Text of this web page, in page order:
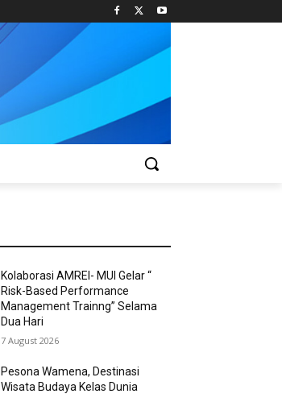
Kolaborasi AMREI- MUI Gelar “
Risk-Based Performance
Management Trainng” Selama
Dua Hari
7 August 2026
Pesona Wamena, Destinasi
Wisata Budaya Kelas Dunia